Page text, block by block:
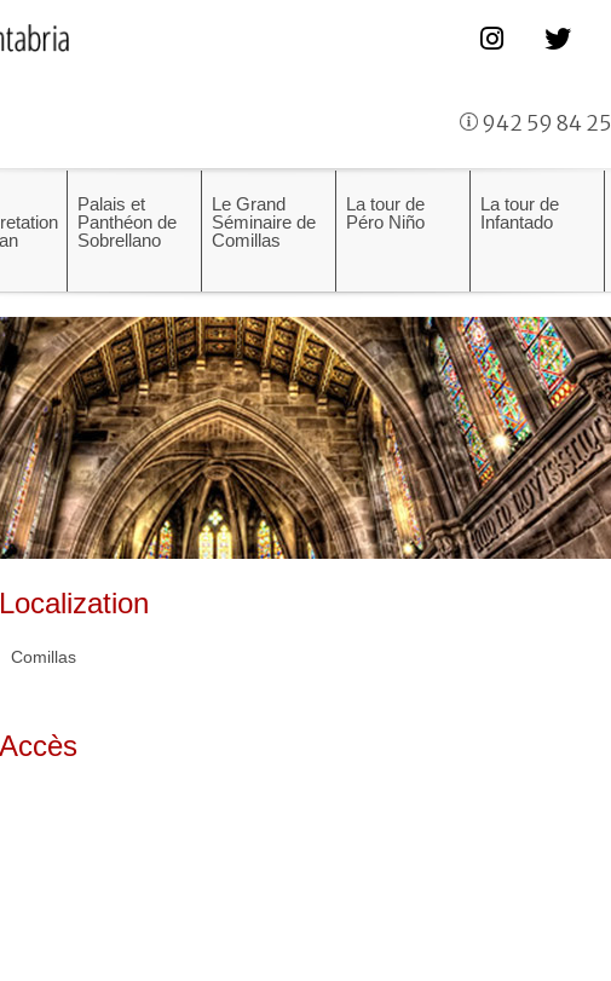
942 59 84 25
Palais et
Panthéon de
Sobrellano
Le Grand
Séminaire de
Comillas
La tour de
Péro Niño
La tour de
Infantado
Comillas